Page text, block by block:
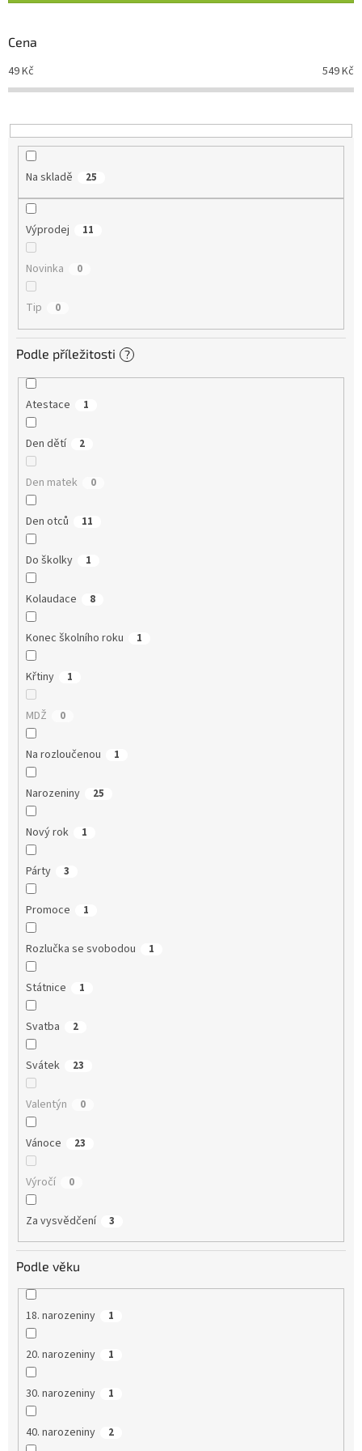
r
o
d
u
t
ů
Cena
49Kč 549Kč
Na skladě 25
Výprodej 11
Novinka 0
Tip 0
Podle příležitosti ?
Atestace 1
Den dětí 2
Den matek 0
Den otců 11
Do školky 1
Kolaudace 8
Konec školního roku 1
Křtiny 1
MDŽ 0
Na rozloučenou 1
Narozeniny 25
Nový rok 1
Párty 3
Promoce 1
Rozlučka se svobodou 1
Státnice 1
Svatba 2
Svátek 23
Valentýn 0
Vánoce 23
Výročí 0
Za vysvědčení 3
Podle věku
18. narozeniny 1
20. narozeniny 1
30. narozeniny 1
40. narozeniny 2